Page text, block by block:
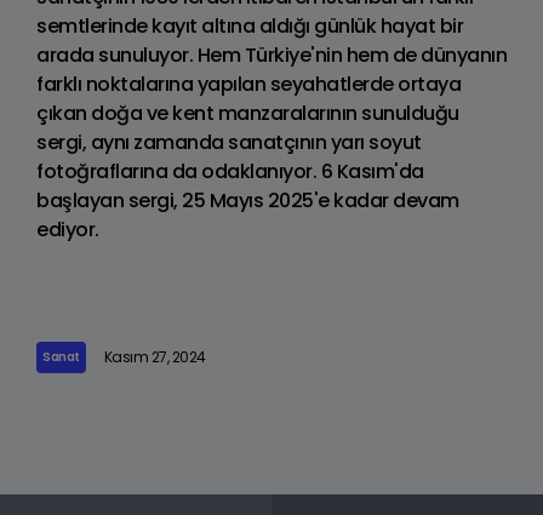
semtlerinde kayıt altına aldığı günlük hayat bir
arada sunuluyor. Hem Türkiye'nin hem de dünyanın
farklı noktalarına yapılan seyahatlerde ortaya
çıkan doğa ve kent manzaralarının sunulduğu
sergi, aynı zamanda sanatçının yarı soyut
fotoğraflarına da odaklanıyor. 6 Kasım'da
başlayan sergi, 25 Mayıs 2025'e kadar devam
ediyor.
Sanat Kasım 27, 2024